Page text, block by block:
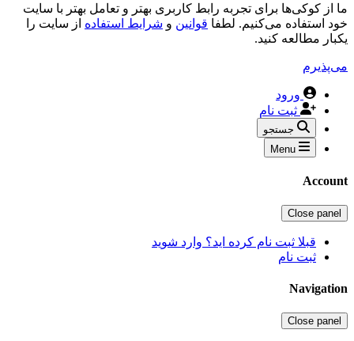
ما از کوکی‌ها برای تجربه رابط کاربری بهتر و تعامل بهتر با سایت
خود استفاده می‌کنیم. لطفا قوانین و شرایط استفاده از سایت را
یکبار مطالعه کنید.
می‌پذیرم
ورود
ثبت نام
جستجو
Menu
Account
Close panel
قبلا ثبت نام کرده اید؟ وارد شوید
ثبت نام
Navigation
Close panel